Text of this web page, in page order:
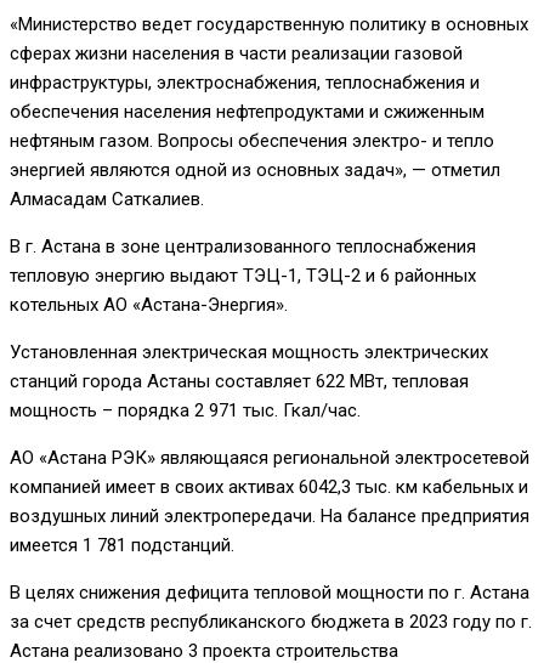
«Министерство ведет государственную политику в основных
сферах жизни населения в части реализации газовой
инфраструктуры, электроснабжения, теплоснабжения и
обеспечения населения нефтепродуктами и сжиженным
нефтяным газом. Вопросы обеспечения электро- и тепло
энергией являются одной из основных задач», — отметил
Алмасадам Саткалиев.
В г. Астана в зоне централизованного теплоснабжения
тепловую энергию выдают ТЭЦ-1, ТЭЦ-2 и 6 районных
котельных АО «Астана-Энергия».
Установленная электрическая мощность электрических
станций города Астаны составляет 622 МВт, тепловая
мощность – порядка 2 971 тыс. Гкал/час.
АО «Астана РЭК» являющаяся региональной электросетевой
компанией имеет в своих активах 6042,3 тыс. км кабельных и
воздушных линий электропередачи. На балансе предприятия
имеется 1 781 подстанций.
В целях снижения дефицита тепловой мощности по г. Астана
за счет средств республиканского бюджета в 2023 году по г.
Астана реализовано 3 проекта строительства